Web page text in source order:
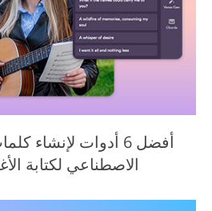
أفضل 6 أدوات لإنشاء
الاصطناعي لكتابة